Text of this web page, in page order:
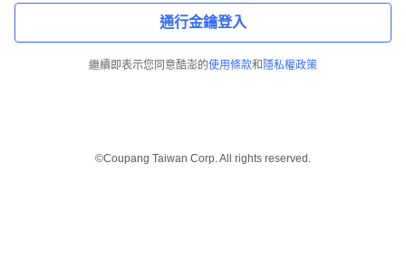
通行金鑰登入
繼續即表示您同意酷澎的使用條款和 隱私權政策
©Coupang Taiwan Corp. All rights reserved.